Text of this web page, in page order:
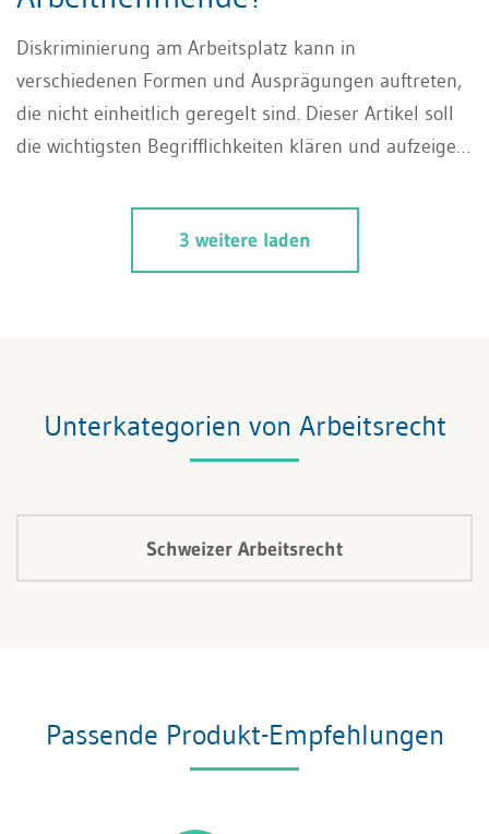
Diskriminierung am Arbeitsplatz kann in
verschiedenen Formen und Ausprägungen auftreten,
die nicht einheitlich geregelt sind. Dieser Artikel soll
die wichtigsten Begrifflichkeiten klären und aufzeigen,
ist. Schliesslich werden einige Rechtsbehelfe der
Arbeitnehmenden anhand von Beispielen aufgezeigt.
3 weitere laden
Unterkategorien von Arbeitsrecht
Schweizer Arbeitsrecht
Passende Produkt-Empfehlungen